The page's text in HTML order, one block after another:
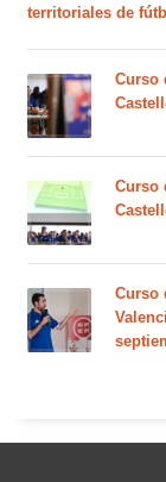
territoriales de
Curso
Curso
Curso